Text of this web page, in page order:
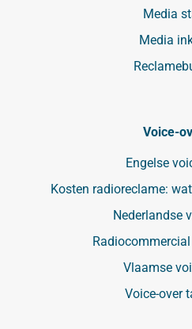
Media
Media
Voice-
Engelse
Kosten radioreclame:
Nederlandse
Vlaamse
Voice-over